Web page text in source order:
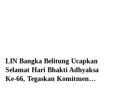
LIN Bangka Belitung Ucapkan
Selamat Hari Bhakti Adhyaksa
Ke-66, Tegaskan Komitmen